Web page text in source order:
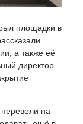
площадки в
а также её
директор
перевели на